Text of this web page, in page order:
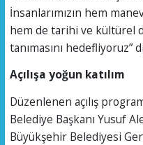
İnsanlarımızın hem
hem de tarihi ve kültürel
tanımasını hedefliyoruz”
Açılışa yoğun katılım
Düzenlenen açılış
Belediye Başkanı Yusuf
Büyükşehir Belediyesi